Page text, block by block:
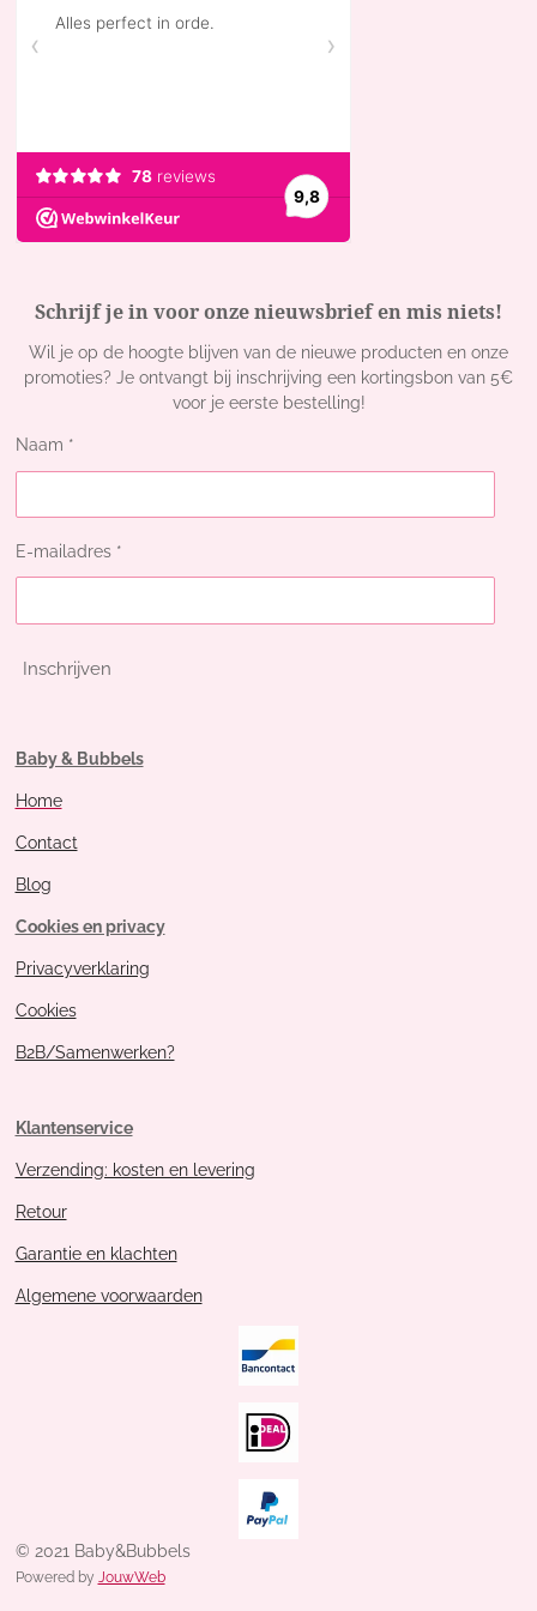
Schrijf je in voor onze nieuwsbrief en mis niets!
Wil je op de hoogte blijven van de nieuwe producten en onze
promoties? Je ontvangt bij inschrijving een kortingsbon van 5€
voor je eerste bestelling!
Naam *
E-mailadres *
Inschrijven
Baby & Bubbels
Home
Contact
Blog
Cookies en privacy
Privacyverklaring
Cookies
B2B/Samenwerken?
Klantenservice
Verzending: kosten en levering
Retour
Garantie en klachten
Algemene voorwaarden
© 2021 Baby&Bubbels
Powered by JouwWeb